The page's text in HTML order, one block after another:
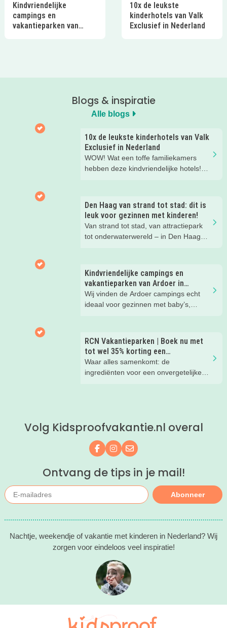
Kindvriendelijke
campings en
vakantieparken van
10x de leukste
kinderhotels van Valk
Exclusief in Nederland
Blogs & inspiratie
Alle blogs
10x de leukste kinderhotels van Valk
Exclusief in Nederland
WOW! Wat een toffe familiekamers
hebben deze kindvriendelijke hotels!
kinderhotels van Valk Exclusief en
boek een heerlijk nachtje weg met je
kind(eren).
Den Haag van strand tot stad: dit is
leuk voor gezinnen met kinderen!
Van strand tot stad, van attractiepark
tot onderwaterwereld – in Den Haag
ontspannen met een lekkere lunch op
het strand en een duik in zee. Heerlijk!
Kindvriendelijke campings en
vakantieparken van Ardoer in
Nederland
Wij vinden de Ardoer campings echt
ideaal voor gezinnen met baby’s,
RCN Vakantieparken | Boek nu met
tot wel 35% korting een
zomervakantie!
Waar alles samenkomt: de
ingrediënten voor een onvergetelijke
Volg Kidsproofvakantie.nl overal
Volg ons op Facebook
Volg ons op Instagram
Mail ons
Ontvang de tips in je mail!
Abonneer
Nachtje, weekendje of vakantie met kinderen in Nederland? Wij
zorgen voor eindeloos veel inspiratie!